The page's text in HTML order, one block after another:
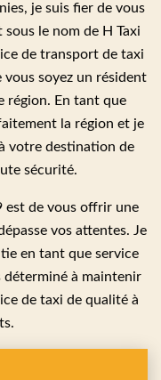
je suis fier de vous
le nom de H Taxi
de transport de taxi
soyez un résident
région. En tant que
la région et je
votre destination de
sécurité.
est de vous offrir une
vos attentes. Je
en tant que service
déterminé à maintenir
de taxi de qualité à